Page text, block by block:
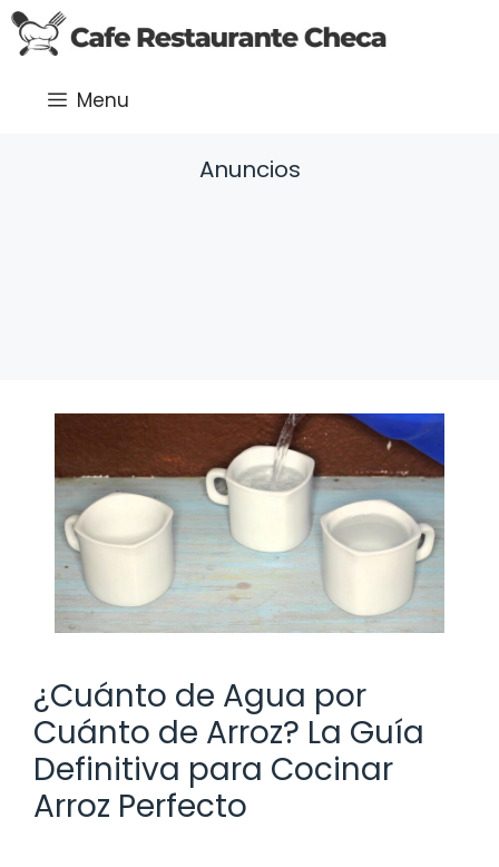
Saltar
al
Menu
Anuncios
¿Cuánto de Agua por
Cuánto de Arroz? La Guía
Definitiva para Cocinar
Arroz Perfecto